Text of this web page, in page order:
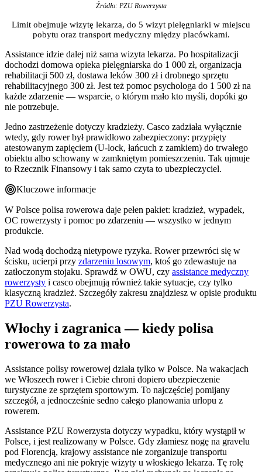
Źródło: PZU Rowerzysta
Limit obejmuje wizytę lekarza, do 5 wizyt pielęgniarki w miejscu
pobytu oraz transport medyczny między placówkami.
Assistance idzie dalej niż sama wizyta lekarza. Po hospitalizacji
dochodzi domowa opieka pielęgniarska do 1 000 zł, organizacja
rehabilitacji 500 zł, dostawa leków 300 zł i drobnego sprzętu
rehabilitacyjnego 300 zł. Jest też pomoc psychologa do 1 500 zł na
każde zdarzenie — wsparcie, o którym mało kto myśli, dopóki go
nie potrzebuje.
Jedno zastrzeżenie dotyczy kradzieży. Casco zadziała wyłącznie
wtedy, gdy rower był prawidłowo zabezpieczony: przypięty
atestowanym zapięciem (U-lock, łańcuch z zamkiem) do trwałego
obiektu albo schowany w zamkniętym pomieszczeniu. Tak ujmuje
to Rzecznik Finansowy i tak samo czyta to ubezpieczyciel.
Kluczowe informacje
W Polsce polisa rowerowa daje pełen pakiet: kradzież, wypadek,
OC rowerzysty i pomoc po zdarzeniu — wszystko w jednym
produkcie.
Nad wodą dochodzą nietypowe ryzyka. Rower przewróci się w
ścisku, ucierpi przy zdarzeniu losowym, ktoś go zdewastuje na
zatłoczonym stojaku. Sprawdź w OWU, czy assistance medyczny
rowerzysty i casco obejmują również takie sytuacje, czy tylko
klasyczną kradzież. Szczegóły zakresu znajdziesz w opisie produktu
PZU Rowerzysta.
Włochy i zagranica — kiedy polisa
rowerowa to za mało
Assistance polisy rowerowej działa tylko w Polsce. Na wakacjach
we Włoszech rower i Ciebie chroni dopiero ubezpieczenie
turystyczne ze sprzętem sportowym. To najczęściej pomijany
szczegół, a jednocześnie sedno całego planowania urlopu z
rowerem.
Assistance PZU Rowerzysta dotyczy wypadku, który wystąpił w
Polsce, i jest realizowany w Polsce. Gdy złamiesz nogę na gravelu
pod Florencją, krajowy assistance nie zorganizuje transportu
medycznego ani nie pokryje wizyty u włoskiego lekarza. Tę rolę